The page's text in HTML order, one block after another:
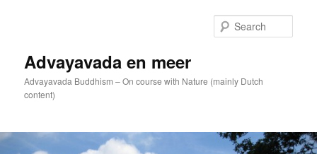
Advayavada en meer
Advayavada Buddhism – On course with Nature (mainly Dutch
content)